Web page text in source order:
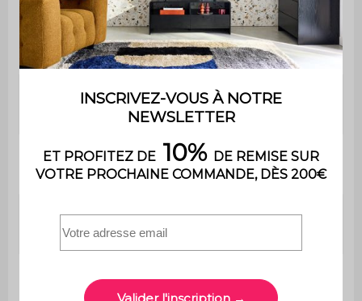
Raccord de
sortie
flexible
Ecrou femelle G1/2" (Doré, côté
appareil)
Pression
1-16 bar
Pression
maximale
200 mbar
Pression de
détente
1,5 kg/h